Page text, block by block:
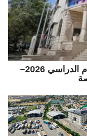
وزارة التربية تحدد موعد انطلاق العام الدراسي 2026–